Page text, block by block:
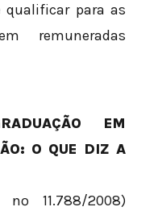
qualificar para as
remuneradas
EM
O QUE DIZ A
11.788/2008)